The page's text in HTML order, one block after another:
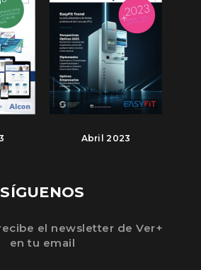
Abril 2023
SÍGUENOS
el newsletter de Ver+
en tu email